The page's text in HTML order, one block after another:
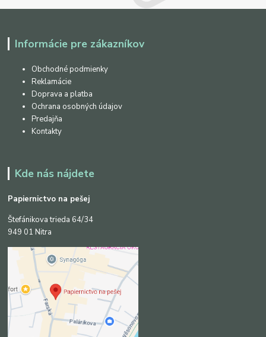
Informácie pre zákazníkov
Obchodné podmienky
Reklamácie
Doprava a platba
Ochrana osobných údajov
Predajňa
Kontakty
Kde nás nájdete
Papiernictvo na pešej
Štefánikova trieda 64/34
949 01 Nitra